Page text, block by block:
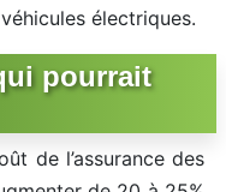
électriques.
pourrait
de l’assurance des